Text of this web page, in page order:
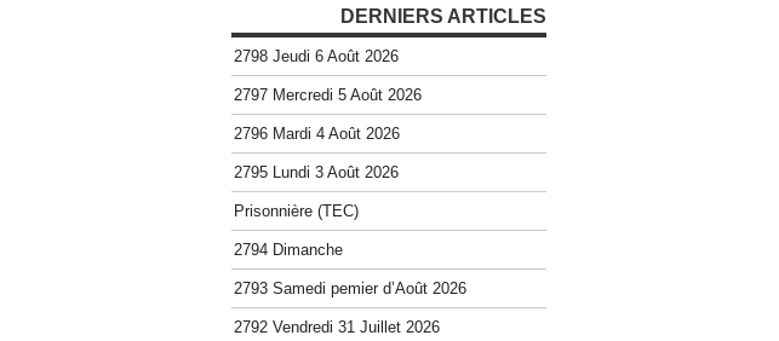
DERNIERS ARTICLES
2798 Jeudi 6 Août 2026
2797 Mercredi 5 Août 2026
2796 Mardi 4 Août 2026
2795 Lundi 3 Août 2026
Prisonnière (TEC)
2794 Dimanche
2793 Samedi pemier d’Août 2026
2792 Vendredi 31 Juillet 2026